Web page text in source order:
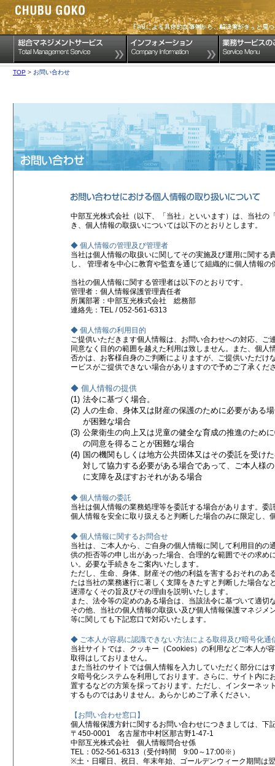
TOP > お問い合わせ
中部互光株式会社（以下、「当社」といいます）は、当社の
き、個人情報の取扱いについては以下のとおりとします。
◆ 個人情報の管理及び管理者
当社は個人情報の取扱いに関してその実施及び運用に関する
し、 管理者を中心に教育や監査を通じて組織的に個人情報の
当社の個人情報に関する管理者は以下のとおりです。
管理者：個人情報保護管理責任者
所属部署：中部互光株式会社 総務部
連絡先：TEL / 052-561-6313
◆ 個人情報の利用目的
ご提供いただきます個人情報は、お問い合わせへの対応、ご
同意なく目的の範囲を越えた利用は致しません。また、個人
否かは、お客様自身のご判断によりますが、ご提供いただけ
ービスがご提供できない場合がありますので予めご了承くだ
◆ 個人情報の提供
(1) 法令に基づく場合。
(2) 人の生命、身体又は財産の保護のために必要がある
が困難な場合
(3) 公衆衛生の向上又は児童の健全な育成の推進のため
の同意を得ることが困難な場合
(4) 国の機関もしくは地方公共団体又はその委託を受け
対して協力する必要がある場合であって、ご本人様
に支障を及ぼすおそれがある場合
◆ 個人情報の委託
当社は個人情報の業務処理等を委託する場合があります。委
個人情報を安全に取り扱えると判断した場合のみに限定し、
◆ 個人情報に関するお問合せ
当社は、ご本人から、ご自身の個人情報に関して利用目的の
供の拒否等の申し出があった場合、合理的な範囲でその求め
い。必要な手続きをご案内いたします。
ただし、生命、身体、財産その他の利益を害するおそれのあ
たは当社の業務遂行に著しく支障をきたすと判断した場合な
遅滞なくその旨及びその理由を説明いたします。
また、法令等の定めのある場合は、当該法令に基づいて適切
その他、当社の個人情報の取扱い及び個人情報保護マネジメ
等に関しても下記窓口で対応いたします。
◆ ご本人が容易に認識できない方法による取得及び暗号化通
当社サイトでは、クッキー（Cookies）の利用などご本人が
取得はしておりません。
また当社のサイトでは個人情報を入力していただく部分に
タ暗号化システムを利用しております。さらに、サイト内に
置するなどの方策を採っております。ただし、インターネッ
するものではありません。あらかじめご了承ください。
【お問い合わせ窓口】
個人情報保護方針に関するお問い合わせにつきましては、下
〒450-0001 名古屋市中村区那古野1-47-1
中部互光株式会社 個人情報問合せ係
TEL：052-561-6313（受付時間 9:00～17:00※）
※土・日曜日、祝日、年末年始、ゴールデンウィーク期間は